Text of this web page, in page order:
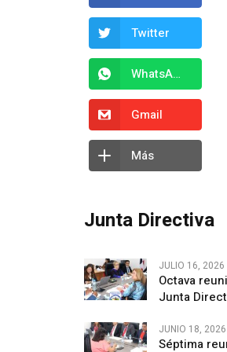
Twitter
WhatsApp
Gmail
Más
Junta Directiva
JULIO 16, 2026
Octava
Junta
JUNIO 18, 2026
Séptima